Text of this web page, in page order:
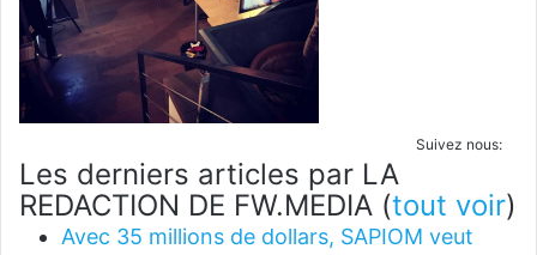
Suivez nous:
Les derniers articles par LA
REDACTION DE FW.MEDIA (tout voir)
Avec 35 millions de dollars, SAPIOM veut